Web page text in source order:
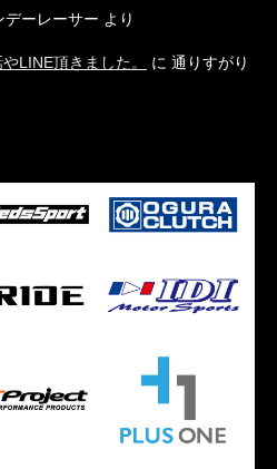
デーレーサー より
LINE頂きました。 に 通りすがり